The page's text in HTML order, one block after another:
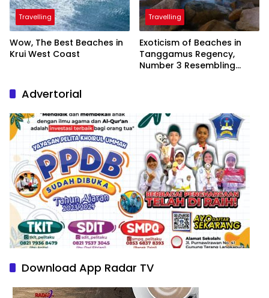
Travelling
Wow, The Best Beaches in
Krui West Coast
Travelling
Exoticism of Beaches in
Tanggamus Regency,
Number 3 Resembling
Advertorial
Download App Radar TV